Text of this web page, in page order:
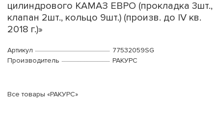
цилиндрового КАМАЗ ЕВРО (прокладка 3шт.,
клапан 2шт., кольцо 9шт.) (произв. до IV кв.
2018 г.)»
Артикул
77532059SG
Производитель
РАКУРС
Все товары «РАКУРС»